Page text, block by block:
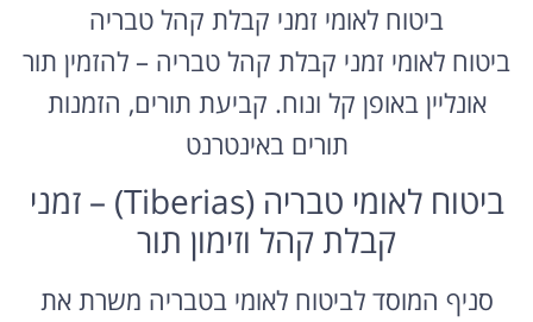
ביטוח לאומי זמני קבלת קהל טבריה
ביטוח לאומי זמני קבלת קהל טבריה – להזמין תור
אונליין באופן קל ונוח. קביעת תורים, הזמנות
תורים באינטרנט
ביטוח לאומי טבריה (Tiberias) – זמני
קבלת קהל וזימון תור
סניף המוסד לביטוח לאומי בטבריה משרת את